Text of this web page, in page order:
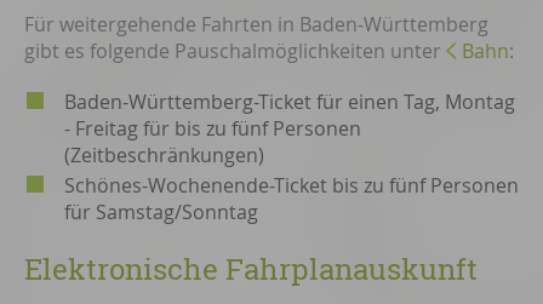
Für weitergehende Fahrten in Baden-Württemberg
gibt es folgende Pauschalmöglichkeiten unter
Bahn:
Baden-Württemberg-Ticket für einen Tag, Montag
- Freitag für bis zu fünf Personen
(Zeitbeschränkungen)
Schönes-Wochenende-Ticket bis zu fünf Personen
für Samstag/Sonntag
Elektronische Fahrplanauskunft